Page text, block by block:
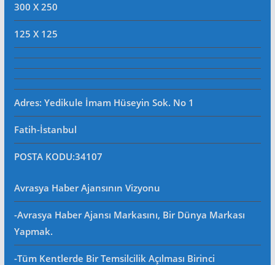
300 X 250
125 X 125
Adres: Yedikule İmam Hüseyin Sok. No 1
Fatih-İstanbul
POSTA KODU:34107
Avrasya Haber Ajansının Vizyonu
-Avrasya Haber Ajansı Markasını, Bir Dünya Markası
Yapmak.
-Tüm Kentlerde Bir Temsilcilik Açılması Birinci